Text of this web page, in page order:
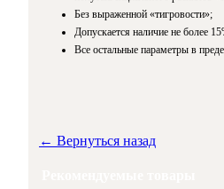
Без выраженной «тигровости»;
Допускается наличие не более
Все остальные параметры в
← Вернуться назад